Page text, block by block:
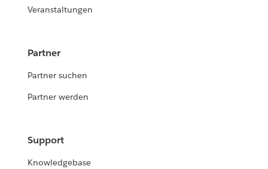
Veranstaltungen
Partner
Partner suchen
Partner werden
Support
Knowledgebase